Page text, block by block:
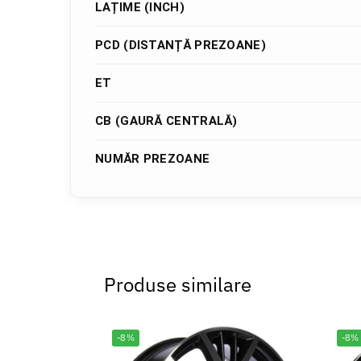
LAȚIME (INCH)
PCD (DISTANȚĂ PREZOANE)
ET
CB (GAURĂ CENTRALĂ)
NUMĂR PREZOANE
Produse similare
-8% -8%